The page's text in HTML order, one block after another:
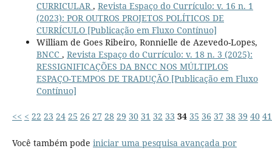
CURRICULAR, Revista Espaço do Currículo: v. 16 n. 1
(2023): POR OUTROS PROJETOS POLÍTICOS DE
CURRÍCULO [Publicação em Fluxo Contínuo]
William de Goes Ribeiro, Ronnielle de Azevedo-Lopes,
BNCC , Revista Espaço do Currículo: v. 18 n. 3 (2025):
RESSIGNIFICAÇÕES DA BNCC NOS MÚLTIPLOS
ESPAÇO-TEMPOS DE TRADUÇÃO [Publicação em Fluxo
Contínuo]
<< < 22 23 24 25 26 27 28 29 30 31 32 33 34 35 36 37 38 39 40 41
Você também pode iniciar uma pesquisa avançada por